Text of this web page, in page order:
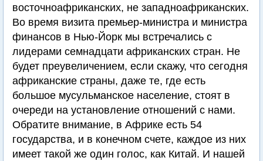
восточноафриканских, не западноафриканских.
Во время визита премьер-министра и министра
финансов в Нью-Йорк мы встречались с
лидерами семнадцати африканских стран. Не
будет преувеличением, если скажу, что сегодня
африканские страны, даже те, где есть
большое мусульманское население, стоят в
очереди на установление отношений с нами.
Обратите внимание, в Африке есть 54
государства, и в конечном счете, каждое из них
имеет такой же один голос, как Китай. И нашей